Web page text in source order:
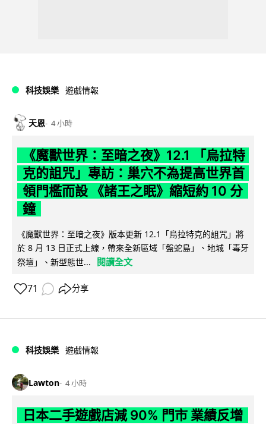
科技娛樂 遊戲情報
天恩 4 小時
《魔獸世界：至暗之夜》12.1 「烏拉特
克的詛咒」專訪：巢穴不為提高世界首
領門檻而設 《諸王之眠》縮短約 10 分
鐘
《魔獸世界：至暗之夜》版本更新 12.1「烏拉特克的詛咒」將
於 8 月 13 日正式上線，帶來全新區域「盤蛇島」、地城「毒牙
祭壇」、新型態世...
閱讀全文
71 分享
科技娛樂 遊戲情報
Lawton 4 小時
日本二手遊戲店減 90% 門市 業績反增